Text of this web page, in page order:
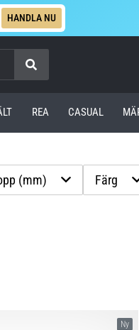
HANDLA NU
REA CASUAL
(mm) Färg
Ny